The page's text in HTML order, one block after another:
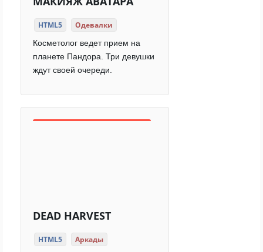
HTML5 Одевалки
Косметолог ведет прием на
планете Пандора. Три девушки
ждут своей очереди.
DEAD HARVEST
HTML5 Аркады